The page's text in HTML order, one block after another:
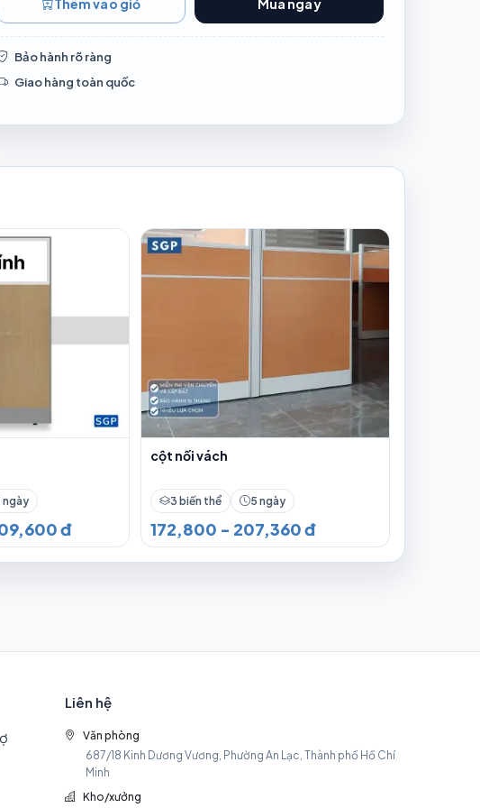
Bảo hành rõ ràng
Giao hàng toàn quốc
ngày
đ
cột nối vách
3 biến thể 5 ngày
172,800 - 207,360 đ
Liên hệ
Văn phòng
687/18 Kinh Dương Vương, Phường An Lạc, Thành phố Hồ Chí
Minh
Kho/xưởng